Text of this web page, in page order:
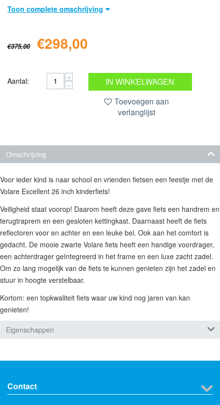
Toon complete omschrijving
€375,00 €298,00
Aantal: +
−
IN WINKELWAGEN
Toevoegen aan
verlanglijst
Omschrijving
Voor ieder kind is naar school en vrienden fietsen een feestje met de
Volare Excellent 26 inch kinderfiets!
Veiligheid staat voorop! Daarom heeft deze gave fiets een handrem en
terugtraprem en een gesloten kettingkast. Daarnaast heeft de fiets
reflectoren voor en achter en een leuke bel. Ook aan het comfort is
gedacht. De mooie zwarte Volare fiets heeft een handige voordrager,
een achterdrager geïntegreerd in het frame en een luxe zacht zadel.
Om zo lang mogelijk van de fiets te kunnen genieten zijn het zadel en
stuur in hoogte verstelbaar.
Kortom: een topkwaliteit fiets waar uw kind nog jaren van kan
genieten!
Eigenschappen
Contact